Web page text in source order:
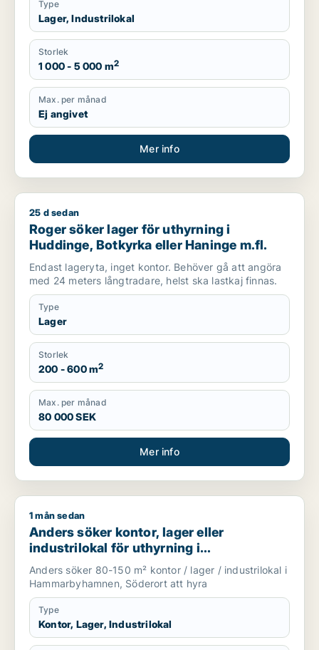
Type
Lager, Industrilokal
Storlek
1 000 - 5 000 m2
Max. per månad
Ej angivet
Mer info
Roger söker lager för uthyrning i Huddinge, Botkyrka eller
25 d sedan
Roger söker lager för uthyrning i
Huddinge, Botkyrka eller Haninge m.fl.
Endast lageryta, inget kontor. Behöver gå att angöra
med 24 meters långtradare, helst ska lastkaj finnas.
Type
Lager
Storlek
200 - 600 m2
Max. per månad
80 000 SEK
Mer info
Anders söker kontor, lager eller industrilokal för uthyrning i
1 mån sedan
Anders söker kontor, lager eller
industrilokal för uthyrning i
Hammarbyhamnen eller Söderort
Anders söker 80-150 m² kontor / lager / industrilokal i
Hammarbyhamnen, Söderort att hyra
Type
Kontor, Lager, Industrilokal